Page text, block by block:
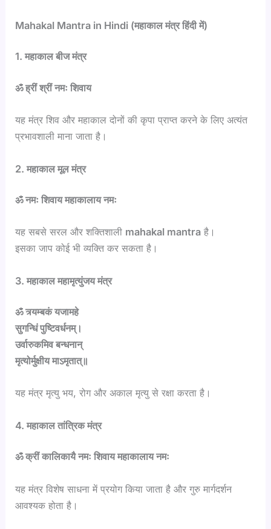
Mahakal Mantra in Hindi (महाकाल मंत्र हिंदी में)
1. महाकाल बीज मंत्र
ॐ ह्रीं श्रीं नमः शिवाय
यह मंत्र शिव और महाकाल दोनों की कृपा प्राप्त करने के लिए अत्यंत
प्रभावशाली माना जाता है।
2. महाकाल मूल मंत्र
ॐ नमः शिवाय महाकालाय नमः
यह सबसे सरल और शक्तिशाली mahakal mantra है।
इसका जाप कोई भी व्यक्ति कर सकता है।
3. महाकाल महामृत्युंजय मंत्र
ॐ त्र्यम्बकं यजामहे
सुगन्धिं पुष्टिवर्धनम्।
उर्वारुकमिव बन्धनान्
मृत्योर्मुक्षीय माऽमृतात्॥
यह मंत्र मृत्यु भय, रोग और अकाल मृत्यु से रक्षा करता है।
4. महाकाल तांत्रिक मंत्र
ॐ क्रीं कालिकायै नमः शिवाय महाकालाय नमः
यह मंत्र विशेष साधना में प्रयोग किया जाता है और गुरु मार्गदर्शन
आवश्यक होता है।